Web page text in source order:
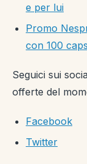
e per lui
Promo
con 100
Seguici sui
offerte del
Facebook
Twitter